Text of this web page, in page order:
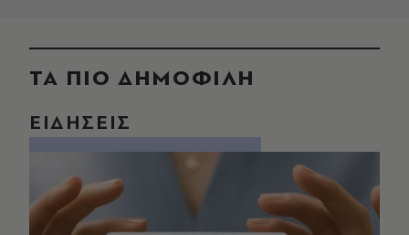
ΤΑ ΠΙΟ ΔΗΜΟΦΙΛΗ
ΕΙΔΗΣΕΙΣ